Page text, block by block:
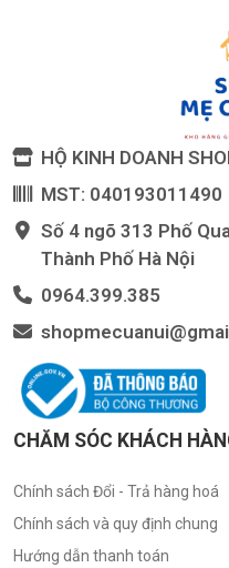
HỘ KINH DOANH
MST: 040193011490
Số 4 ngõ 313 Phố
Thành Phố Hà Nội
0964.399.385
CHĂM SÓC KHÁCH
Chính sách Đổi - Trả hàng hoá
Chính sách và quy định chung
Hướng dẫn thanh toán